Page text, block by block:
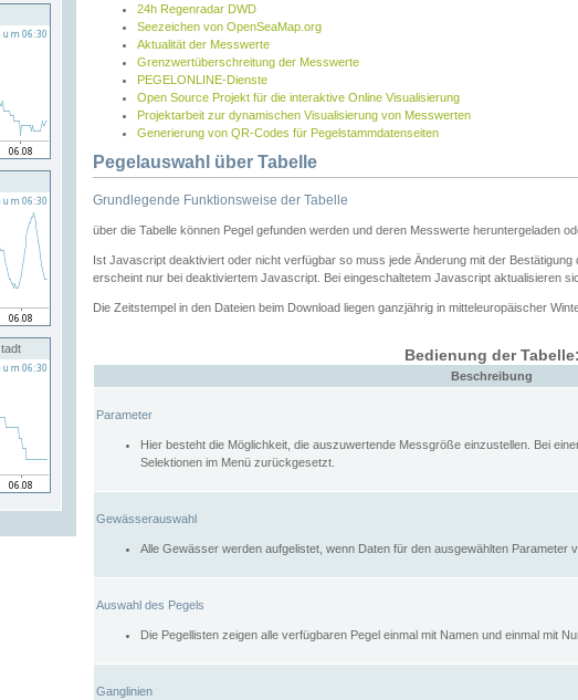
24h Regenradar DWD
Seezeichen von OpenSeaMap.org
Aktualität der Messwerte
Grenzwertüberschreitung der Messwerte
PEGELONLINE-Dienste
Open Source Projekt für die interaktive Online Visualisierung
Projektarbeit zur dynamischen Visualisierung von Messwerten
Generierung von QR-Codes für Pegelstammdatenseiten
Pegelauswahl über Tabelle
Grundlegende Funktionsweise der Tabelle
über die Tabelle können Pegel gefunden werden und deren Messwerte heruntergeladen
Ist Javascript deaktiviert oder nicht verfügbar so muss jede Änderung mit der
erscheint nur bei deaktiviertem Javascript. Bei eingeschaltetem Javascript aktualisieren
Die Zeitstempel in den Dateien beim Download liegen ganzjährig in mitteleuropäischer
Bedienung der Tabelle:
Beschreibung
Parameter
Hier besteht die Möglichkeit, die auszuwertende Messgröße einzustellen. Bei
Selektionen im Menü zurückgesetzt.
Gewässerauswahl
Alle Gewässer werden aufgelistet, wenn Daten für den ausgewählten Parameter
Auswahl des Pegels
Die Pegellisten zeigen alle verfügbaren Pegel einmal mit Namen und einmal mit
Ganglinien